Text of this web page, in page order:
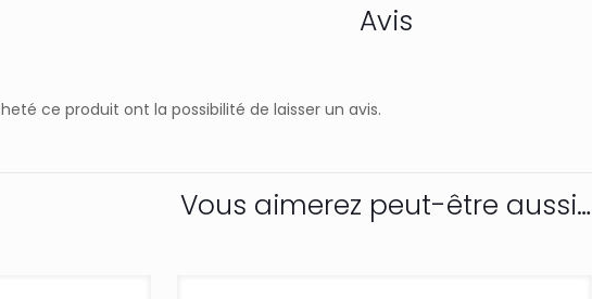
Avis
ce produit ont la possibilité de laisser un avis.
Vous aimerez peut-être aussi…